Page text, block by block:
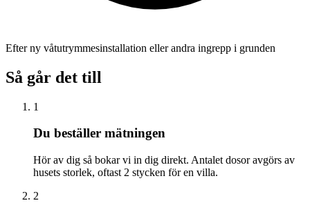
Efter ny våtutrymmesinstallation eller andra ingrepp i grunden
Så går det till
1
Du beställer mätningen
Hör av dig så bokar vi in dig direkt. Antalet dosor avgörs av
husets storlek, oftast 2 stycken för en villa.
2